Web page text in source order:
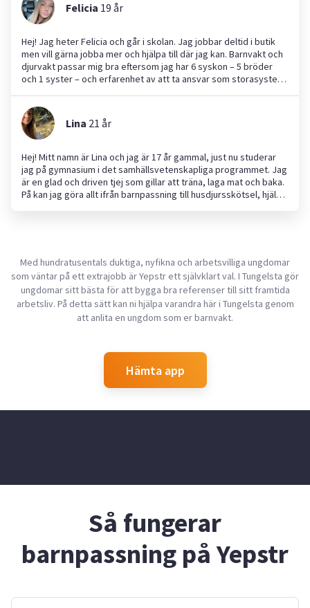
Felicia 19 år
Hej! Jag heter Felicia och går i skolan. Jag jobbar deltid i butik
men vill gärna jobba mer och hjälpa till där jag kan. Barnvakt och
djurvakt passar mig bra eftersom jag har 6 syskon – 5 bröder
och 1 syster – och erfarenhet av att ta ansvar som storasyster.
så jag har mycket erfarenhet av djurvård. Jag ser fram emot nya
utmaningar och att kunna hjälpa till där det behövs!
Lina 21 år
Hej! Mitt namn är Lina och jag är 17 år gammal, just nu studerar
jag på gymnasium i det samhällsvetenskapliga programmet. Jag
är en glad och driven tjej som gillar att träna, laga mat och baka.
På kan jag göra allt ifrån barnpassning till husdjursskötsel, hjälpa
Med hundratusentals duktiga, nyfikna och arbetsvilliga ungdomar
som väntar på ett extrajobb är Yepstr ett självklart val. I Tungelsta gör
ungdomar sitt bästa för att bygga bra referenser till sitt framtida
arbetsliv. På detta sätt kan ni hjälpa varandra här i Tungelsta genom
att anlita en ungdom som er barnvakt.
Hämta app
Så fungerar
barnpassning på Yepstr